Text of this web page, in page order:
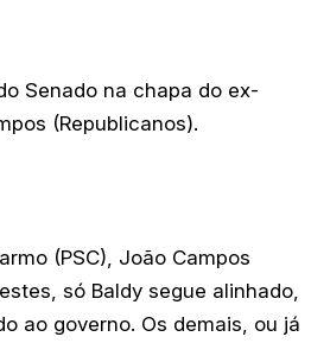
Senado na chapa do ex-
(Republicanos).
(PSC), João Campos
só Baldy segue alinhado,
ao governo. Os demais, ou já